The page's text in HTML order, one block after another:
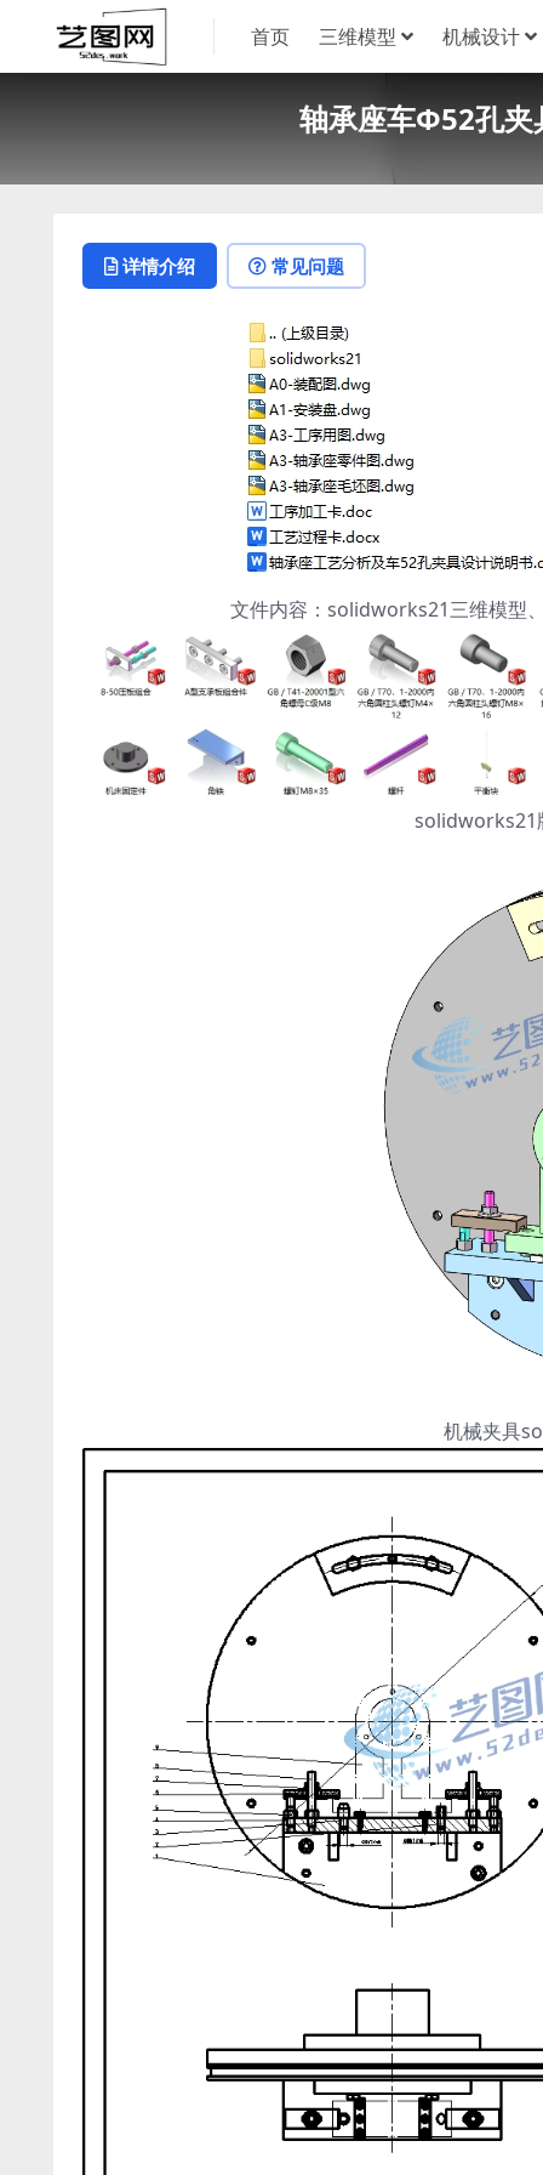
首页 三维模型 机械设计
轴承座车Φ52孔夹
详情介绍 常见问题
文件内容：solidworks21三维模型
solidworks21
机械夹具